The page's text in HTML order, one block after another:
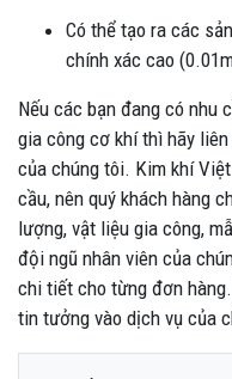
Có thể tạo ra các
chính xác cao
Nếu các bạn đang có nhu
gia công cơ khí thì hãy
của chúng tôi. Kim khí
cầu, nên quý khách hàng
lượng, vật liệu gia công,
đội ngũ nhân viên của
chi tiết cho từng đơn
tin tưởng vào dịch vụ của